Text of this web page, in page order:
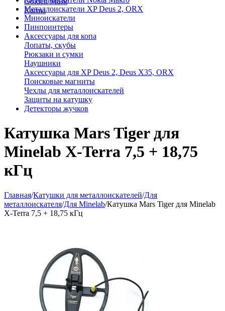
Karma
Металлоискатели XP Deus 2, ORX
Миноискатели
Пинпоинтеры
Аксессуары для копа
Лопаты, скубы
Рюкзаки и сумки
Наушники
Аксессуары для XP Deus 2, Deus X35, ORX
Поисковые магниты
Чехлы для металлоискателей
Защиты на катушку
Детекторы жучков
Катушка Mars Tiger для
Minelab X-Terra 7,5 + 18,75
кГц
Главная/Катушки для металлоискателей/Для
металлоискателя/Для Minelab/Катушка Mars Tiger для Minelab
X-Terra 7,5 + 18,75 кГц